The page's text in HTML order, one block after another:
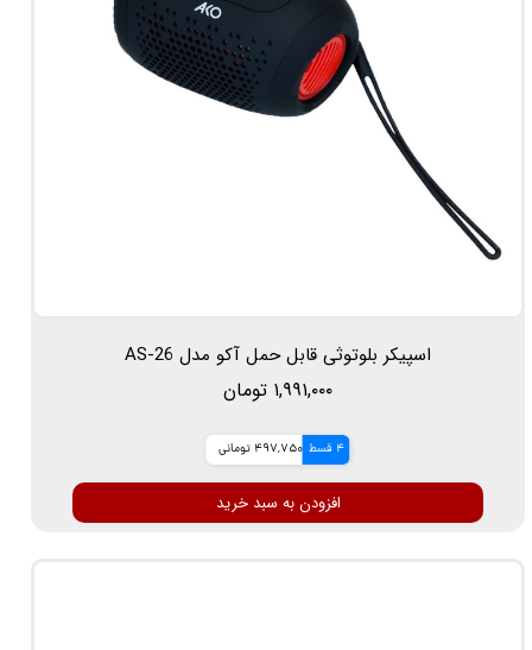
اسپیکر بلوتوثی قابل حمل آکو مدل AS-26
۱,۹۹۱,۰۰۰ تومان
4 قسط 497,750 تومانی
افزودن به سبد خرید